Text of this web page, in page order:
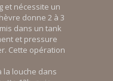
et nécessite un
donne 2 à 3
dans un tank
et pressure
Cette opération
la louche dans